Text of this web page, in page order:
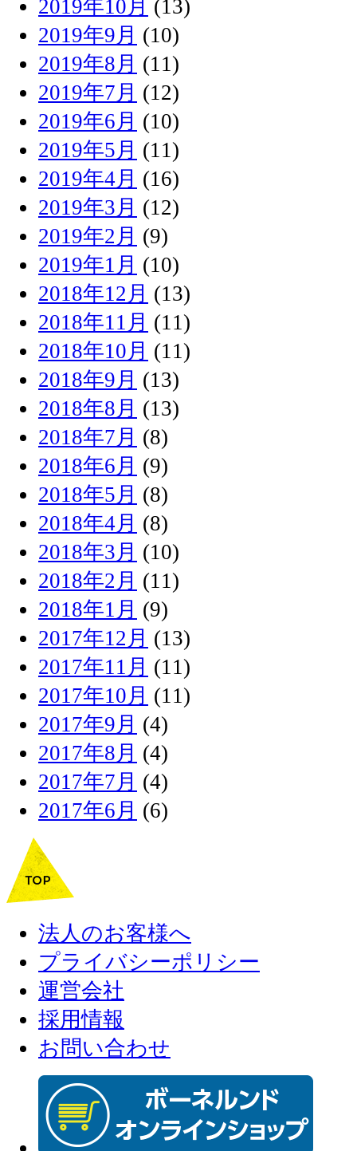
2019年10月 (13)
2019年9月 (10)
2019年8月 (11)
2019年7月 (12)
2019年6月 (10)
2019年5月 (11)
2019年4月 (16)
2019年3月 (12)
2019年2月 (9)
2019年1月 (10)
2018年12月 (13)
2018年11月 (11)
2018年10月 (11)
2018年9月 (13)
2018年8月 (13)
2018年7月 (8)
2018年6月 (9)
2018年5月 (8)
2018年4月 (8)
2018年3月 (10)
2018年2月 (11)
2018年1月 (9)
2017年12月 (13)
2017年11月 (11)
2017年10月 (11)
2017年9月 (4)
2017年8月 (4)
2017年7月 (4)
2017年6月 (6)
法人のお客様へ
プライバシーポリシー
運営会社
採用情報
お問い合わせ